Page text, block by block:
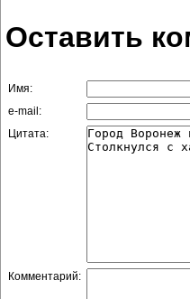
Оставить
Имя:
e-mail:
Цитата:
Комментарий: